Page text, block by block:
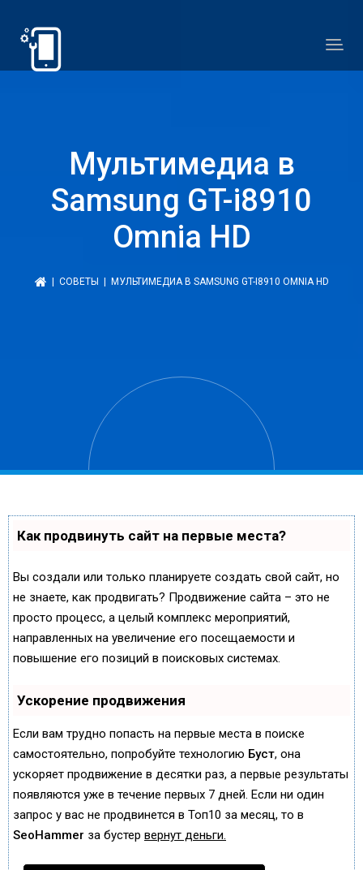
Мультимедиа в
Samsung GT-i8910
Omnia HD
СОВЕТЫ | МУЛЬТИМЕДИА В SAMSUNG GT-I8910 OMNIA HD
Как продвинуть сайт на первые места?
Вы создали или только планируете создать свой сайт, но
не знаете, как продвигать? Продвижение сайта – это не
просто процесс, а целый комплекс мероприятий,
направленных на увеличение его посещаемости и
повышение его позиций в поисковых системах.
Ускорение продвижения
Если вам трудно попасть на первые места в поиске
самостоятельно, попробуйте технологию Буст, она
ускоряет продвижение в десятки раз, а первые результаты
появляются уже в течение первых 7 дней. Если ни один
запрос у вас не продвинется в Топ10 за месяц, то в
SeoHammer за бустер вернут деньги.